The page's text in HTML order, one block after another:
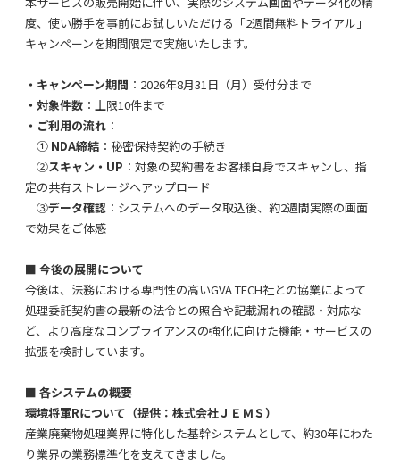
度、使い勝手を事前にお試しいただける「2週間無料トライアル」
キャンペーンを期間限定で実施いたします。
・キャンペーン期間 ： 2026年8月31日（月）受付分まで
・対象件数 ：上限10件まで
・ご利用の流れ ：
① NDA締結 ：秘密保持契約の手続き
②スキャン・UP ：対象の契約書をお客様自身でスキャンし、指
定の共有ストレージへアップロード
③データ確認 ：システムへのデータ取込後、約2週間実際の画面
で効果をご体感
■ 今後の展開について
今後は、 法務における専門性の高いGVA TECH社との協業によって
処理委託契約書の最新の法令との照合や記載漏れの確認 ・対応な
ど、より高度なコンプライアンスの強化に向けた機能・サービスの
拡張を検討しています。
■ 各システムの概要
環境将軍Rについて （提供：株式会社ＪＥＭＳ）
産業廃棄物処理業界に特化した基幹システムとして、約30年にわた
り業界の業務標準化を支えてきました。